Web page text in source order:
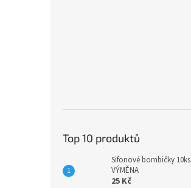
Top 10 produktů
Sifonové bombičky 10ks
VÝMĚNA
25 Kč